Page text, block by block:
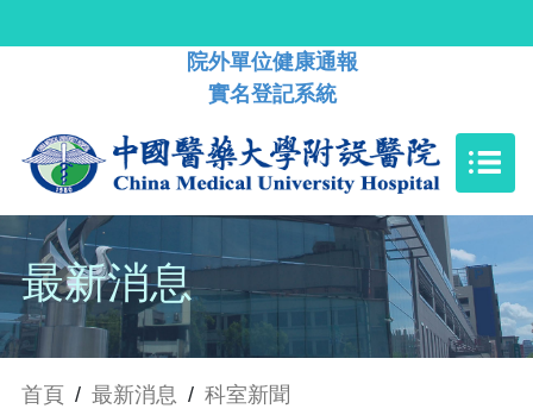
院外單位健康通報
實名登記系統
最新消息
首頁 / 最新消息 / 科室新聞